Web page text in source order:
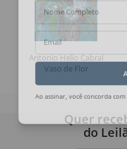
Antonio Helio Cabral
Vaso de Flor
Nome Completo
Email
Quer
do